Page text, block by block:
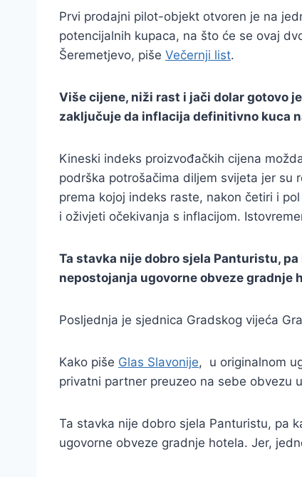
Prvi prodajni pilot-objekt otvoren je na
potencijalnih kupaca, na što će se ovaj
Šeremetjevo, piše Večernji list.
Više cijene, niži rast i jači dolar gotovo
zaključuje da inflacija definitivno kuca
Kineski indeks proizvođačkih cijena
podrška potrošačima diljem svijeta jer su
prema kojoj indeks raste, nakon četiri i
i oživjeti očekivanja s inflacijom.
Ta stavka nije dobro sjela Panturistu,
nepostojanja ugovorne obveze gradnje
Posljednja je sjednica Gradskog vijeća
Kako piše Glas Slavonije, u originalnom
privatni partner preuzeo na sebe obvezu
Ta stavka nije dobro sjela Panturistu, pa
ugovorne obveze gradnje hotela. Jer,